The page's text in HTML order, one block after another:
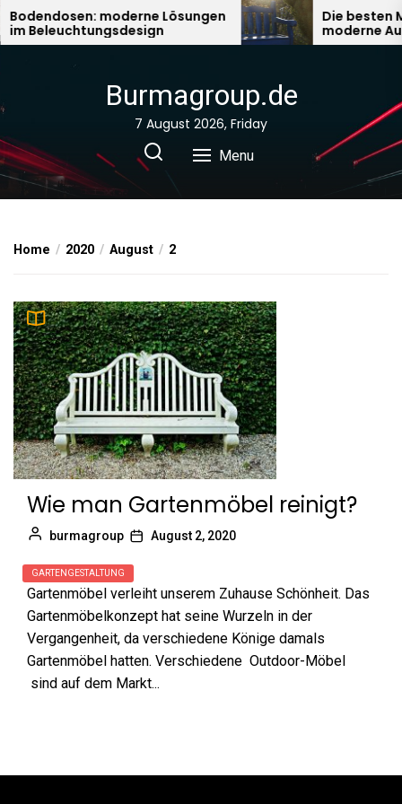
Skip
to
moderne Lösungen
Beleuchtungsdesign
Die besten
moderne
Burmagroup.de
7 August 2026, Friday
Menu
Home 2020 August 2
Wie man Gartenmöbel reinigt?
burmagroup August 2, 2020
GARTENGESTALTUNG
Gartenmöbel verleiht unserem Zuhause Schönheit. Das
Gartenmöbelkonzept hat seine Wurzeln in der
Vergangenheit, da verschiedene Könige damals
Gartenmöbel hatten. Verschiedene Outdoor-Möbel
sind auf dem Markt...